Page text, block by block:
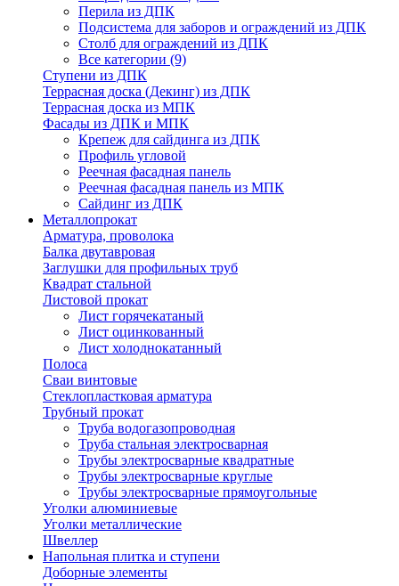
Перила из ДПК
Подсистема для заборов и ограждений из ДПК
Столб для ограждений из ДПК
Все категории (9)
Ступени из ДПК
Террасная доска (Декинг) из ДПК
Террасная доска из МПК
Фасады из ДПК и МПК
Крепеж для сайдинга из ДПК
Профиль угловой
Реечная фасадная панель
Реечная фасадная панель из МПК
Сайдинг из ДПК
Металлопрокат
Арматура, проволока
Балка двутавровая
Заглушки для профильных труб
Квадрат стальной
Листовой прокат
Лист горячекатаный
Лист оцинкованный
Лист холоднокатанный
Полоса
Сваи винтовые
Стеклопластковая арматура
Трубный прокат
Труба водогазопроводная
Труба стальная электросварная
Трубы электросварные квадратные
Трубы электросварные круглые
Трубы электросварные прямоугольные
Уголки алюминиевые
Уголки металлические
Швеллер
Напольная плитка и ступени
Доборные элементы